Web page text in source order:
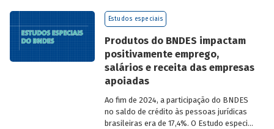
empregos da economia.
Estudos especiais
Produtos do BNDES impactam
positivamente emprego,
salários e receita das empresas
apoiadas
Ao fim de 2024, a participação do BNDES
no saldo de crédito às pessoas jurídicas
brasileiras era de 17,4%. O Estudo especial